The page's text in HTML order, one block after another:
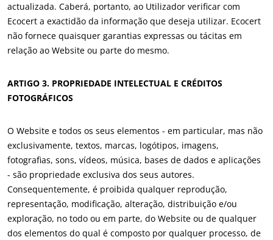
Portugal (português)
Roménia (romeno)
Suíça (alemão)
Turquia (turco)
actualizada. Caberá, portanto, ao Utilizador verificar com
Ecocert a exactidão da informação que deseja utilizar. Ecocert
não fornece quaisquer garantias expressas ou tácitas em
relação ao Website ou parte do mesmo.
ARTIGO 3. PROPRIEDADE INTELECTUAL E CRÉDITOS
FOTOGRÁFICOS
O Website e todos os seus elementos - em particular, mas não
exclusivamente, textos, marcas, logótipos, imagens,
fotografias, sons, vídeos, música, bases de dados e aplicações
- são propriedade exclusiva dos seus autores.
Consequentemente, é proibida qualquer reprodução,
representação, modificação, alteração, distribuição e/ou
exploração, no todo ou em parte, do Website ou de qualquer
dos elementos do qual é composto por qualquer processo, de